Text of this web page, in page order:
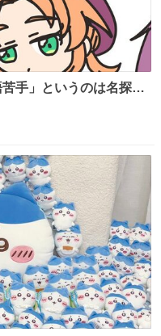
手」というのは名探偵
なのに、小林みくるだ
ィ。